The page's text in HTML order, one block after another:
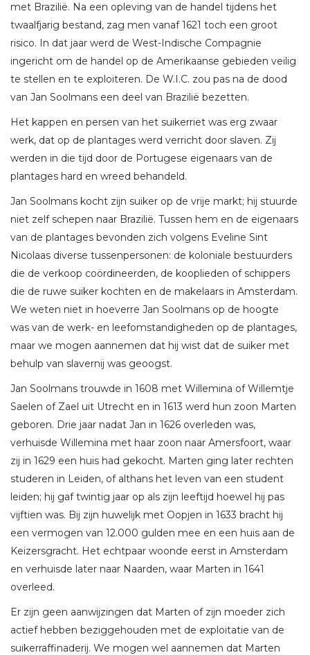
met Brazilië. Na een opleving van de handel tijdens het
twaalfjarig bestand, zag men vanaf 1621 toch een groot
risico. In dat jaar werd de West-Indische Compagnie
ingericht om de handel op de Amerikaanse gebieden veilig
te stellen en te exploiteren. De W.I.C. zou pas na de dood
van Jan Soolmans een deel van Brazilië bezetten.
Het kappen en persen van het suikerriet was erg zwaar
werk, dat op de plantages werd verricht door slaven. Zij
werden in die tijd door de Portugese eigenaars van de
plantages hard en wreed behandeld.
Jan Soolmans kocht zijn suiker op de vrije markt; hij stuurde
niet zelf schepen naar Brazilië. Tussen hem en de eigenaars
van de plantages bevonden zich volgens Eveline Sint
Nicolaas diverse tussenpersonen: de koloniale bestuurders
die de verkoop coördineerden, de kooplieden of schippers
die de ruwe suiker kochten en de makelaars in Amsterdam.
We weten niet in hoeverre Jan Soolmans op de hoogte
was van de werk- en leefomstandigheden op de plantages,
maar we mogen aannemen dat hij wist dat de suiker met
behulp van slavernij was geoogst.
Jan Soolmans trouwde in 1608 met Willemina of Willemtje
Saelen of Zael uit Utrecht en in 1613 werd hun zoon Marten
geboren. Drie jaar nadat Jan in 1626 overleden was,
verhuisde Willemina met haar zoon naar Amersfoort, waar
zij in 1629 een huis had gekocht. Marten ging later rechten
studeren in Leiden, of althans het leven van een student
leiden; hij gaf twintig jaar op als zijn leeftijd hoewel hij pas
vijftien was. Bij zijn huwelijk met Oopjen in 1633 bracht hij
een vermogen van 12.000 gulden mee en een huis aan de
Keizersgracht. Het echtpaar woonde eerst in Amsterdam
en verhuisde later naar Naarden, waar Marten in 1641
overleed.
Er zijn geen aanwijzingen dat Marten of zijn moeder zich
actief hebben beziggehouden met de exploitatie van de
suikerraffinaderij. We mogen wel aannemen dat Marten